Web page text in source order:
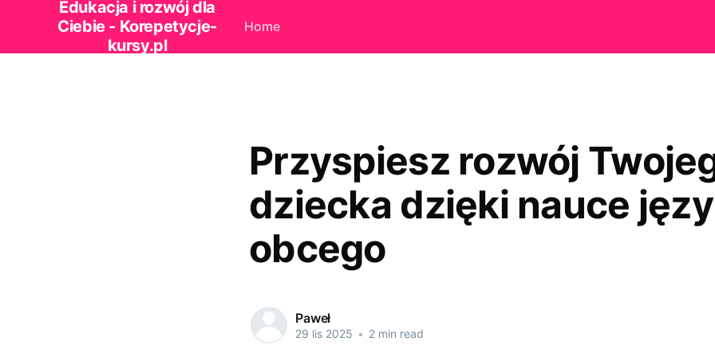
Edukacja i rozwój dla
Ciebie - Korepetycje-
kursy.pl
Home
Przyspiesz rozwój
dziecka dzięki nauce
obcego
Paweł
29 lis 2025 • 2 min read